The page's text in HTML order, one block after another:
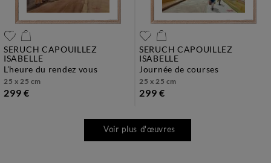
SERUCH CAPOUILLEZ
ISABELLE
l’heure du rendez vous
25 x 25 cm
299 €
SERUCH CAPOUILLEZ
ISABELLE
journée de courses
25 x 25 cm
299 €
Voir plus d'œuvres